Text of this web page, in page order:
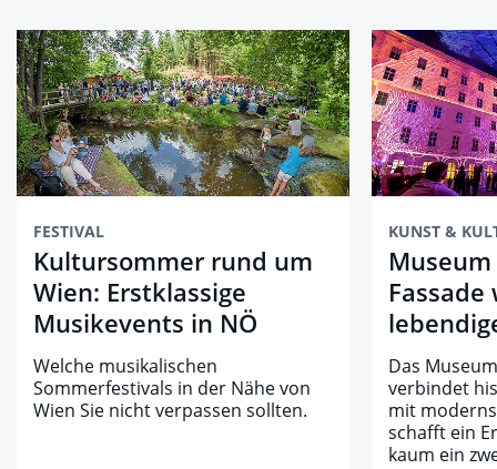
FESTIVAL
Kultursommer rund um
Wien: Erstklassige
Musikevents in NÖ
Welche musikalischen
Sommerfestivals in der Nähe von
Wien Sie nicht verpassen sollten.
KUNST &
Das
verbindet
mit
schafft ein
kaum ein